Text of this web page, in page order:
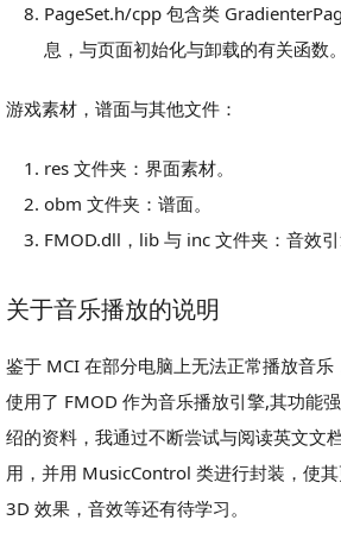
PageSet.h/cpp 包含类
息，与页面初始化与卸载的有关函数。
游戏素材，谱面与其他文件：
res 文件夹：界面素材。
obm 文件夹：谱面。
FMOD.dll，lib 与 inc 文件夹：音效引
关于音乐播放的说明
鉴于 MCI 在部分电脑上无法正常播放音
使用了 FMOD 作为音乐播放引擎,其功能
绍的资料，我通过不断尝试与阅读英文文
用，并用 MusicControl 类进行封装，使
3D 效果，音效等还有待学习。